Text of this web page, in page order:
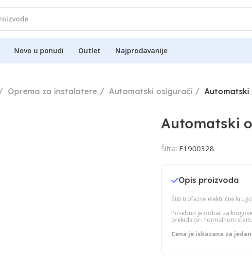
Novo u ponudi Outlet Najprodavanije
Oprema za instalatere Automatski osigurači Automatski
Automatski
Šifra: E1900328
Opis proizvoda
Štiti trofazne električne
Posebno je dobar za
prekida pri normalnom
Cena je iskazana za